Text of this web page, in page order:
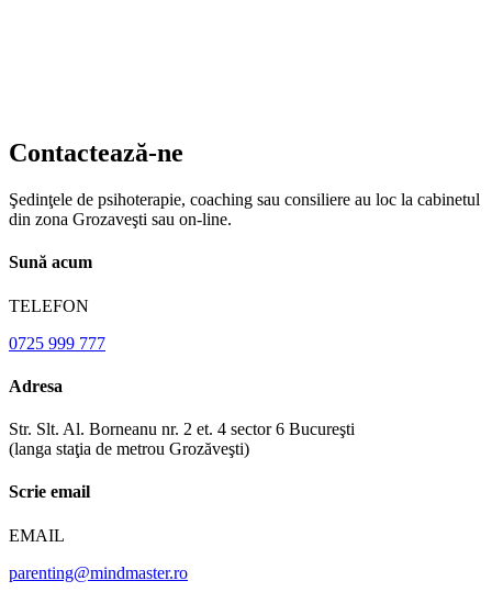
Contactează-ne
Şedinţele de psihoterapie, coaching sau consiliere au loc la cabinetul
din zona Grozaveşti sau on-line.
Sună acum
TELEFON
0725 999 777
Adresa
Str. Slt. Al. Borneanu nr. 2 et. 4 sector 6 Bucureşti
(langa staţia de metrou Grozăveşti)
Scrie email
EMAIL
parenting@mindmaster.ro